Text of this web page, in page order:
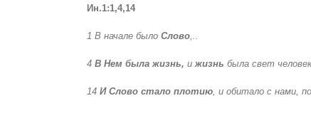
Ин.1:1,4,14
1 В начале было Слово,..
4 В Нем была жизнь, ижизнь была свет
14 И Слово стало плотию, и обитало с нами,